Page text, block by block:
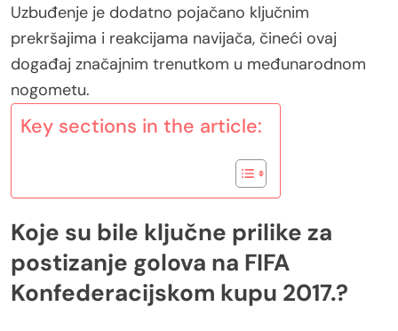
Uzbuđenje je dodatno pojačano ključnim
prekršajima i reakcijama navijača, čineći ovaj
događaj značajnim trenutkom u međunarodnom
nogometu.
Key sections in the article:
Koje su bile ključne prilike za
postizanje golova na FIFA
Konfederacijskom kupu 2017.?